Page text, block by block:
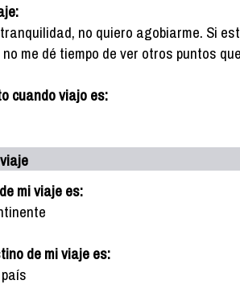
no quiero agobiarme. Si
me dé tiempo de ver otros puntos
cuando viajo es:
mi viaje es:
de mi viaje es: